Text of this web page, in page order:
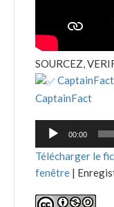
SOURCEZ,
CaptainFact
Lecteur
00:00
Télécharger le
fenêtre |